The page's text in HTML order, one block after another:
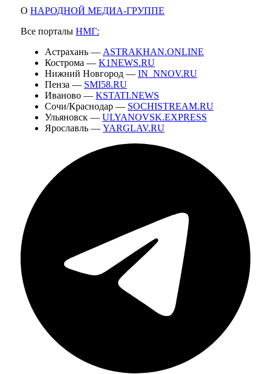
О НАРОДНОЙ МЕДИА-ГРУППЕ
Все порталы НМГ:
Астрахань — ASTRAKHAN.ONLINE
Кострома — K1NEWS.RU
Нижний Новгород — IN_NNOV.RU
Пенза — SMI58.RU
Иваново — KSTATI.NEWS
Сочи/Краснодар — SOCHISTREAM.RU
Ульяновск — ULYANOVSK.EXPRESS
Ярославль — YARGLAV.RU